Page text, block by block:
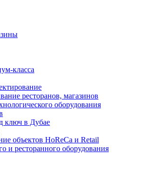
класса
ресторанов, магазинов
оборудования
ключ в Дубае
объектов HoReCa и Retail
и ресторанного оборудования